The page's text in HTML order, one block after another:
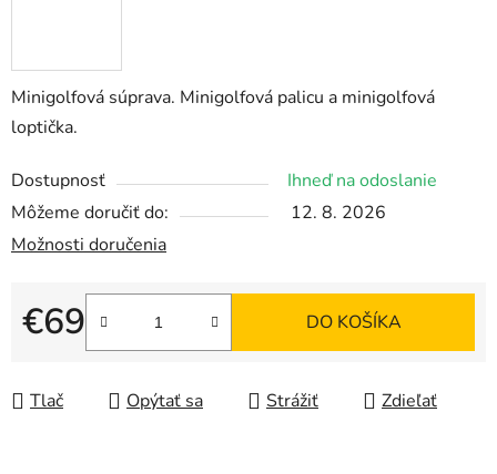
Minigolfová súprava. Minigolfová palicu a minigolfová
loptička.
Dostupnosť
Ihneď na odoslanie
Môžeme doručiť do:
12. 8. 2026
Možnosti doručenia
€69
Jednotková cena:
DO KOŠÍKA
Tlač Opýtať sa Strážiť Zdieľať